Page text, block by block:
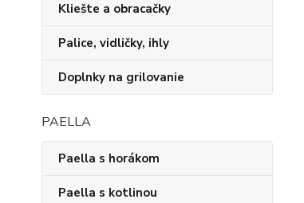
Kliešte a obracačky
Palice, vidličky, ihly
Doplnky na grilovanie
PAELLA
Paella s horákom
Paella s kotlinou